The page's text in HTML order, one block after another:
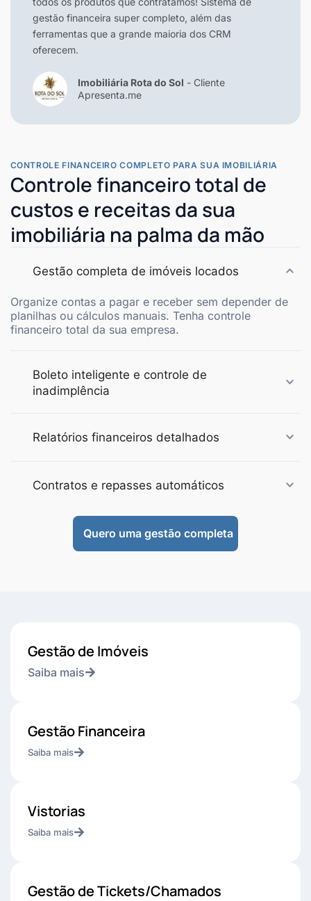
CONTROLE FINANCEIRO COMPLETO PARA SUA IMOBILIÁRIA
Controle financeiro total de
custos e receitas da sua
imobiliária na palma da mão
Gestão completa de imóveis locados
Organize contas a pagar e receber sem depender de
planilhas ou cálculos manuais. Tenha controle
financeiro total da sua empresa.
Boleto inteligente e controle de
inadimplência
Relatórios financeiros detalhados
Contratos e repasses automáticos
Quero uma gestão completa
gestão financeira super completo, além das
ferramentas que a grande maioria dos CRM
oferecem.
Imobiliária Rota do Sol - Cliente
Apresenta.me
Gestão de Imóveis
Saiba mais
Gestão Financeira
Saiba mais
Vistorias
Saiba mais
Gestão de Tickets/Chamados